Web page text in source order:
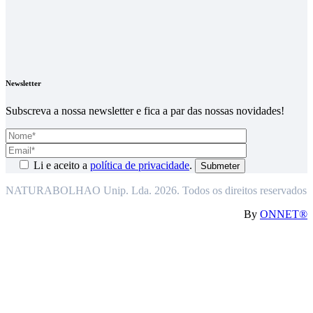
Newsletter
Subscreva a nossa newsletter e fica a par das nossas novidades!
Li e aceito a política de privacidade.
NATURABOLHAO Unip. Lda. 2026. Todos os direitos reservados
By ONNET®